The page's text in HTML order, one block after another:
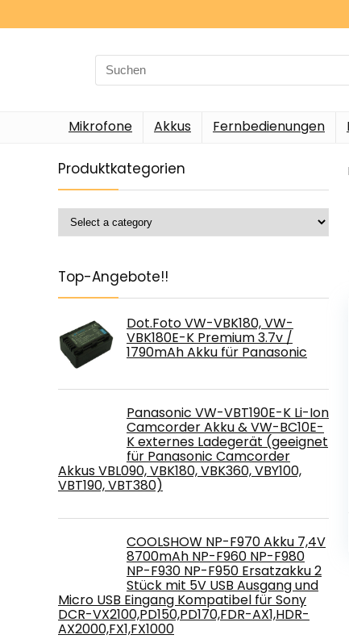
Search
for:
Mikrofone Akkus Fernbedienungen
Produktkategorien
Top-Angebote!!
Dot.Foto VW-VBK180, VW-
VBK180E-K Premium 3.7v /
1790mAh Akku für Panasonic
Panasonic VW-VBT190E-K Li-Ion
Camcorder Akku & VW-BC10E-
K externes Ladegerät (geeignet
für Panasonic Camcorder
Akkus VBL090, VBK180, VBK360, VBY100,
VBT190, VBT380)
COOLSHOW NP-F970 Akku 7,4V
8700mAh NP-F960 NP-F980
NP-F930 NP-F950 Ersatzakku 2
Stück mit 5V USB Ausgang und
Micro USB Eingang Kompatibel für Sony
DCR-VX2100,PD150,PD170,FDR-AX1,HDR-
AX2000,FX1,FX1000